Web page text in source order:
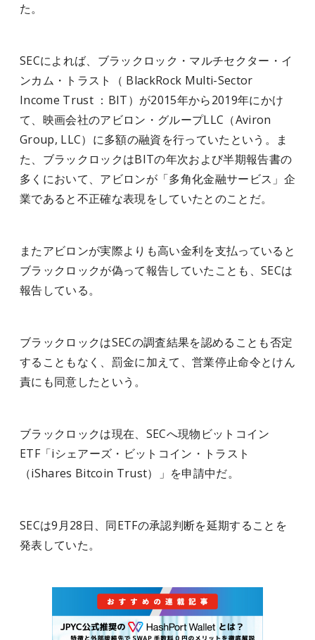
た。
SECによれば、ブラックロック・マルチセクター・イ
ンカム・トラスト（ BlackRock Multi-Sector
Income Trust ：BIT）が2015年から2019年にかけ
て、映画会社のアビロン・グループLLC（Aviron
Group, LLC）に多額の融資を行っていたという。ま
た、ブラックロックはBITの年次および半期報告書の
多くにおいて、アビロンが「多角化金融サービス」企
業であると不正確な表現をしていたとのことだ。
またアビロンが実際よりも高い金利を支払っていると
ブラックロックが偽って報告していたことも、SECは
報告している。
ブラックロックはSECの調査結果を認めることも否定
することもなく、罰金に加えて、営業停止命令とけん
責にも同意したという。
ブラックロックは現在、SECへ現物ビットコイン
ETF「iシェアーズ・ビットコイン・トラスト
（iShares Bitcoin Trust）」を申請中だ。
SECは9月28日、同ETFの承認判断を延期することを
発表していた。